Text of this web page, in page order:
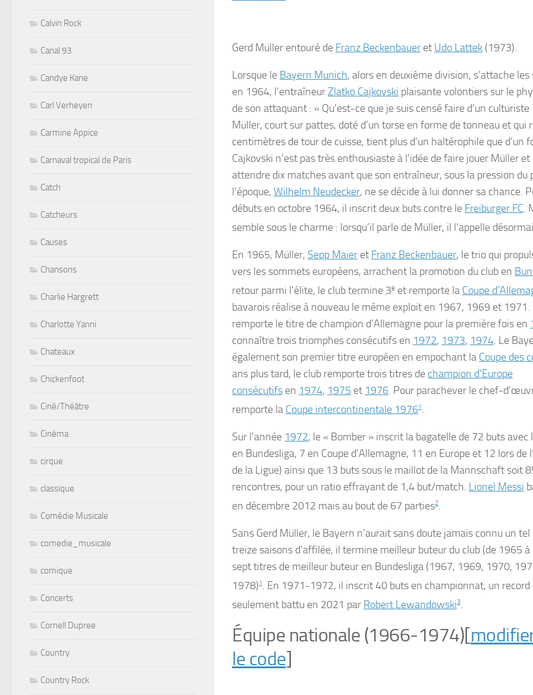
Gerd Müller entouré de Franz Beckenbauer et Udo Lattek (1973).
Lorsque le Bayern Munich, alors en deuxième division, s’attache
en 1964, l’entraîneurZlatko Cajkovski plaisante volontiers sur le
de son attaquant : « Qu’est-ce que je suis censé faire d’un culturiste
Müller, court sur pattes, doté d’un torse en forme de tonneau et qui
centimètres de tour de cuisse, tient plus d’un haltérophile que d’un
Cajkovski n’est pas très enthousiaste à l’idée de faire jouer Müller
attendre dix matches avant que son entraîneur, sous la pression du
l’époque, Wilhelm Neudecker, ne se décide à lui donner sa chance.
débuts en octobre 1964, il inscrit deux buts contre le Freiburger FC.
semble sous le charme : lorsqu’il parle de Müller, il l’appelle
En 1965, Müller, Sepp Maier et Franz Beckenbauer, le trio qui
vers les sommets européens, arrachent la promotion du club en
retour parmi l’élite, le club termine 3e et remporte la Coupe
bavarois réalise à nouveau le même exploit en 1967, 1969 et
remporte le titre de champion d’Allemagne pour la première fois en
connaître trois triomphes consécutifs en 1972, 1973, 1974. Le
également son premier titre européen en empochant la Coupe des
ans plus tard, le club remporte trois titres de champion d’Europe
consécutifs en 1974, 1975 et 1976. Pour parachever le chef-
remporte la Coupe intercontinentale 19761.
Sur l’année 1972, le « Bomber » inscrit la bagatelle de 72 buts
en Bundesliga, 7 en Coupe d’Allemagne, 11 en Europe et 12 lors de
de la Ligue) ainsi que 13 buts sous le maillot de la Mannschaft soit
rencontres, pour un ratio effrayant de 1,4 but/match. Lionel Messi
en décembre 2012 mais au bout de 67 parties2.
Sans Gerd Müller, le Bayern n’aurait sans doute jamais connu un
treize saisons d’affilée, il termine meilleur buteur du club (de 1965
sept titres de meilleur buteur en Bundesliga (1967, 1969, 1970,
1978)1. En 1971-1972, il inscrit 40 buts en championnat, un record
seulement battu en 2021 par Robert Lewandowski3.
Équipe nationale (1966-1974)[
le code]
Calvin Rock
Canal 93
Candye Kane
Carl Verheyen
Carmine Appice
Carnaval tropical de Paris
Catch
Catcheurs
Causes
Chansons
Charlie Hargrett
Charlotte Yanni
Chateaux
Chickenfoot
Ciné/Théâtre
Cinéma
cirque
classique
Comédie Musicale
comedie_musicale
comique
Concerts
Cornell Dupree
Country
Country Rock